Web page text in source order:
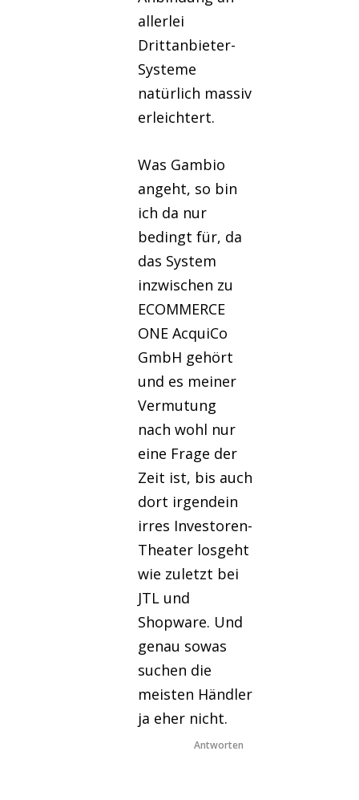
allerlei
Drittanbieter-
Systeme
natürlich massiv
erleichtert.
Was Gambio
angeht, so bin
ich da nur
bedingt für, da
das System
inzwischen zu
ECOMMERCE
ONE AcquiCo
GmbH gehört
und es meiner
Vermutung
nach wohl nur
eine Frage der
Zeit ist, bis auch
dort irgendein
irres Investoren-
Theater losgeht
wie zuletzt bei
JTL und
Shopware. Und
genau sowas
suchen die
meisten Händler
ja eher nicht.
Antworten